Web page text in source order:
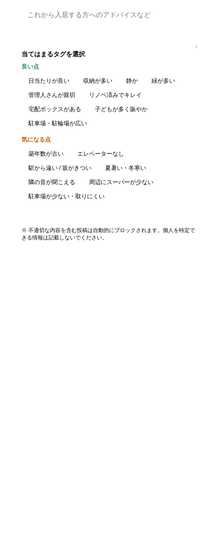
当てはまるタグを選択
良い点
日当たりが良い 収納が多い 静か 緑が多い
管理人さんが親切 リノベ済みでキレイ
宅配ボックスがある 子どもが多く賑やか
駐車場・駐輪場が広い
気になる点
築年数が古い エレベーターなし
駅から遠い / 坂がきつい 夏暑い・冬寒い
隣の音が聞こえる 周辺にスーパーが少ない
駐車場が少ない・取りにくい
※ 不適切な内容を含む投稿は自動的にブロックされます。個人を特定で
きる情報は記載しないでください。